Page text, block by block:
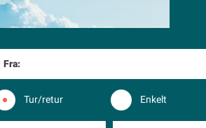
Fra:
Tur/retur Enkelt